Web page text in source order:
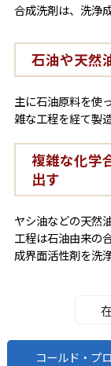
合成洗剤は、洗浄
石油や天然
主に石油原料を使
雑な工程を経て製
複雑な化学
出す
ヤシ油などの天然
工程は石油由来の
成界面活性剤を洗
コールド・プ